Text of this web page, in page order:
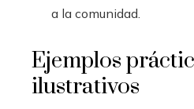
a la comunidad.
Ejemplos
ilustrativos